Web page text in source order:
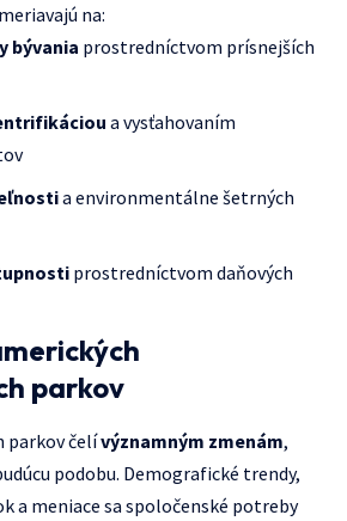
na:
bývania prostredníctvom prísnejších
a vysťahovaním
a environmentálne šetrných
prostredníctvom daňových
parkov
parkov čelívýznamným zmenám,
podobu. Demografické trendy,
a meniace sa spoločenské potreby